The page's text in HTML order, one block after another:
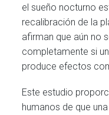
el sueño nocturno
recalibración de la
afirman que aún no
completamente si
produce efectos
Este estudio
humanos de que